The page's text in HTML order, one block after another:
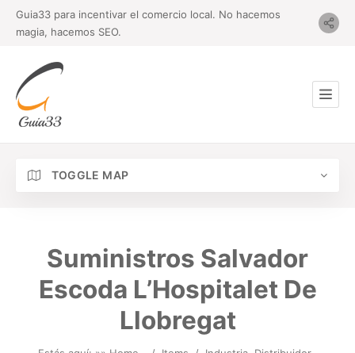
Guia33 para incentivar el comercio local. No hacemos
magia, hacemos SEO.
TOGGLE MAP
Suministros Salvador
Escoda L’Hospitalet De
Llobregat